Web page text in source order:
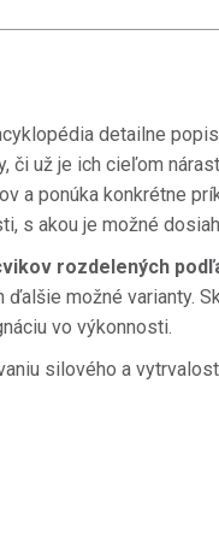
detailne
či už je ich cieľom
a ponúka konkrétne
s akou je možné
rozdelených
možné varianty.
vo výkonnosti.
silového a